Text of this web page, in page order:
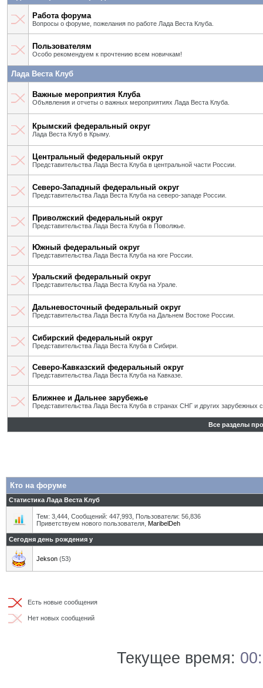
Работа форума
Вопросы о форуме, пожелания по работе Лада Веста Клуба.
Пользователям
Особо рекомендуем к прочтению всем новичкам!
Лада Веста Клуб
Важные мероприятия Клуба
Объявления и отчеты о важных мероприятиях Лада Веста Клуба.
Крымский федеральный округ
Лада Веста Клуб в Крыму.
Центральный федеральный округ
Представительства Лада Веста Клуба в центральной части России.
Северо-Западный федеральный округ
Представительства Лада Веста Клуба на северо-западе России.
Приволжский федеральный округ
Представительства Лада Веста Клуба в Поволжье.
Южный федеральный округ
Представительства Лада Веста Клуба на юге России.
Уральский федеральный округ
Представительства Лада Веста Клуба на Урале.
Дальневосточный федеральный округ
Представительства Лада Веста Клуба на Дальнем Востоке России.
Сибирский федеральный округ
Представительства Лада Веста Клуба в Сибири.
Северо-Кавказский федеральный округ
Представительства Лада Веста Клуба на Кавказе.
Ближнее и Дальнее зарубежье
Представительства Лада Веста Клуба в странах СНГ и других зарубежных
Все разделы
Кто на форуме
Статистика Лада Веста Клуб
Тем: 3,444, Сообщений: 447,993, Пользователи: 56,836
Приветствуем нового пользователя, MaribelDeh
Сегодня день рождения у
Jekson (53)
Есть новые сообщения
Нет новых сообщений
Текущее время: